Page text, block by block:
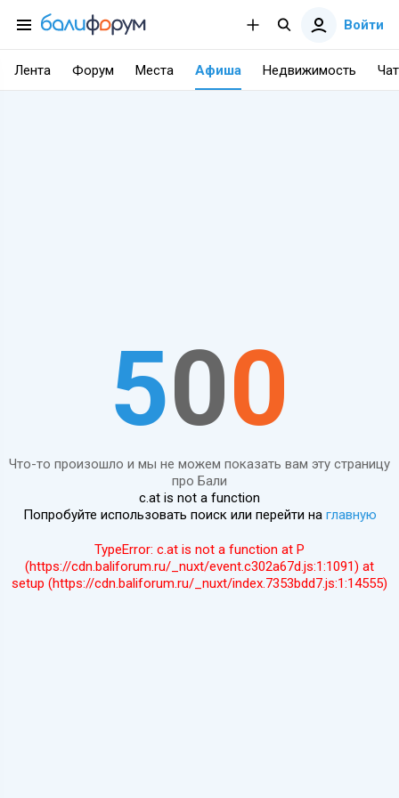
Войти
Лента Форум Места Афиша Недвижимость Чат
500
Что-то произошло и мы не можем показать вам эту страницу
про Бали
c.at is not a function
Попробуйте использовать поиск или перейти на главную
TypeError: c.at is not a function at P
(https://cdn.baliforum.ru/_nuxt/event.c302a67d.js:1:1091) at
setup (https://cdn.baliforum.ru/_nuxt/index.7353bdd7.js:1:14555)